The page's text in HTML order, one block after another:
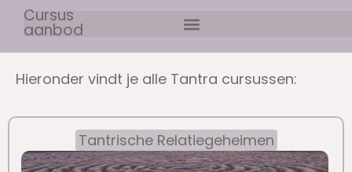
Cursus
aanbod
Hieronder vindt je alle Tantra cursussen:
Tantrische Relatiegeheimen